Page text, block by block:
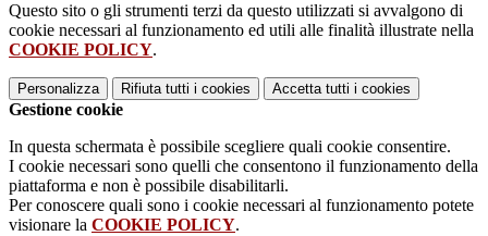
Questo sito o gli strumenti terzi da questo utilizzati si avvalgono di
cookie necessari al funzionamento ed utili alle finalità illustrate nella
COOKIE POLICY.
Personalizza Rifiuta tutti i cookies Accetta tutti i cookies
Gestione cookie
In questa schermata è possibile scegliere quali cookie consentire.
I cookie necessari sono quelli che consentono il funzionamento della
piattaforma e non è possibile disabilitarli.
Per conoscere quali sono i cookie necessari al funzionamento potete
visionare la COOKIE POLICY.